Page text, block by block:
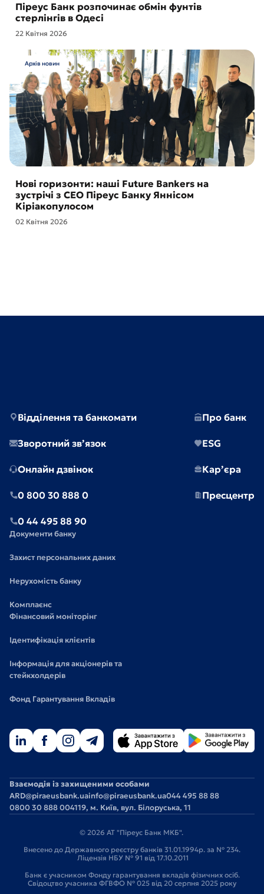
Піреус Банк розпочинає обмін фунтів
стерлінгів в Одесі
22 Квітня 2026
Архів новин
Нові горизонти: наші Future Bankers на
зустрічі з CEO Піреус Банку Яннісом
Кіріакопулосом
02 Квітня 2026
Відділення та банкомати
Зворотний зв’язок
Онлайн дзвінок
0 800 30 888 0
0 44 495 88 90
Про банк
ESG
Кар’єра
Пресцентр
Документи банку
Захист персональних даних
Нерухомість банку
Комплаєнс
Фінансовий моніторінг
Ідентифікація клієнтів
Інформація для акціонерів та
стейкхолдерів
Фонд Гарантування Вкладів
Взаємодія із захищеними особами
ARD@piraeusbank.uainfo@piraeusbank.ua044 495 88 88
0800 30 888 004119, м. Київ, вул. Білоруська, 11
© 2026 АТ "Піреус Банк МКБ".
Внесено до Державного реєстру банків 31.01.1994р. за № 234.
Ліцензія НБУ № 91 від 17.10.2011
Банк є учасником Фонду гарантування вкладів фізичних осіб.
Свідоцтво учасника ФГВФО № 025 від 20 серпня 2025 року